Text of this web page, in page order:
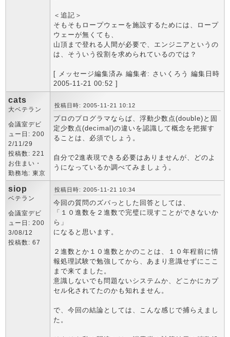
＜追記＞
そもそもロープウェーを施設するためには、ロープ
ウェーが無くても、
山頂まで登れる人間が必要で、エンジニアというの
は、そういう役割を求められているのでは？
[ メッセージ編集済み 編集者: さいくろう 編集日時
2005-11-21 00:52 ]
cats
大ベテラン
会議室デビ
ュー日: 200
2/11/29
投稿数: 221
お住まい・
勤務地: 東京
投稿日時: 2005-11-21 10:12
プロのプログラマならば、浮動少数点(double)と固
定少数点(decimal)の違いを認識して概念を把握す
ることは、必須でしょう。
自分で2進表現できる必要はありませんが、どのよ
うになっているか調べてみましょう。
siop
ベテラン
会議室デビ
ュー日: 200
3/08/12
投稿数: 67
投稿日時: 2005-11-21 10:34
今回の質問のズバっとした回答としては、
「１０進数を２進数で完璧に現すことができないか
ら」
になると思います。
２進数とか１０進数とかのことは、１０年程前に情
報処理試験で勉強してから、あまり意識せずにここ
まで来てました。
意識しないでも問題ないシステムか、どこかにカプ
セル化されてたのかも知れません。
で、今回の結論としては、こんな感じで捕らえまし
た。